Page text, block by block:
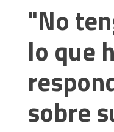
"No
lo que
sobre